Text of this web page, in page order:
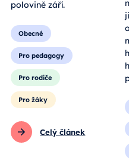
polovině září.
Obecné
Pro pedagogy
Pro rodiče
Pro žáky
Celý článek